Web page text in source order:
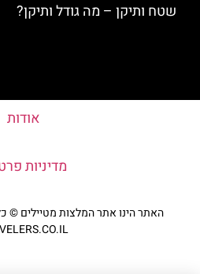
שטח ותיקן – מה גודל ותיקן?
אודות
מדיניות
האתר הינו אתר המלצות מטיילים ©